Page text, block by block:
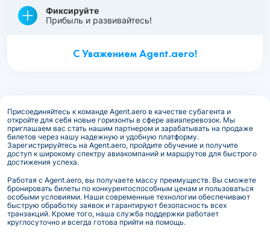
Фиксируйте
Прибыль и развивайтесь!
С Уважением Agent.aero!
Присоединяйтесь к команде Agent.aero в качестве субагента и
откройте для себя новые горизонты в сфере авиаперевозок. Мы
приглашаем вас стать нашим партнером и зарабатывать на продаже
билетов через нашу надежную и удобную платформу.
Зарегистрируйтесь на Agent.aero, пройдите обучение и получите
доступ к широкому спектру авиакомпаний и маршрутов для быстрого
достижения успеха.
Работая с Agent.aero, вы получаете массу преимуществ. Вы сможете
бронировать билеты по конкурентоспособным ценам и пользоваться
особыми условиями. Наши современные технологии обеспечивают
быструю обработку заявок и гарантируют безопасность всех
транзакций. Кроме того, наша служба поддержки работает
круглосуточно и всегда готова прийти на помощь.